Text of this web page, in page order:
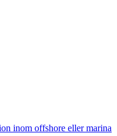
inom offshore eller marina